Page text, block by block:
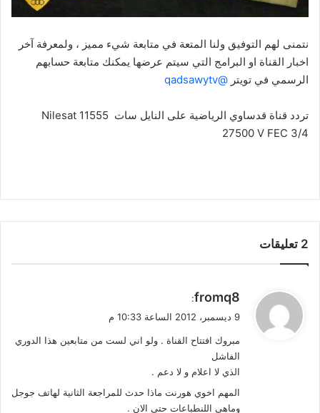
نتمنى لهم التوفيق ولنا المتعة في متابعة شيء مميز ، ولمعرفة آخر
اخبار القناة او البرامج التي سيتم عرضها يمكنك متابعة حسابهم
الرسمي في تويتر @qadsawytv
تردد قناة قدساوي الرياضية على النايل سات Nilesat 11555
27500 V FEC 3/4
‫2 تعليقات
ي
ل
fromq8
:
9 ديسمبر، 2012 الساعة 10:33 م
مبروك افتتاح القناة . ولو اني لست من متابعين هذا الدوري
الفاشل
الذي لا اعلام و لا دعم .
المهم اخوي هورنت ماذا حدث للمراجعة الثانية لهاتف جوجل
وماهي اللنطباعات حتى الان .